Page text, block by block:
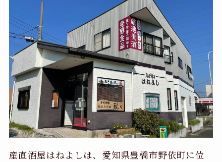
産直酒屋はねよしは、愛知県豊橋市野依町に位